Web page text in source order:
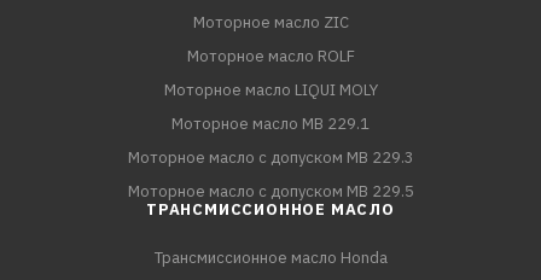
Моторное масло ZIC
Моторное масло ROLF
Моторное масло LIQUI MOLY
Моторное масло MB 229.1
Моторное масло с допуском MB 229.3
Моторное масло с допуском MB 229.5
ТРАНСМИССИОННОЕ МАСЛО
Трансмиссионное масло Honda